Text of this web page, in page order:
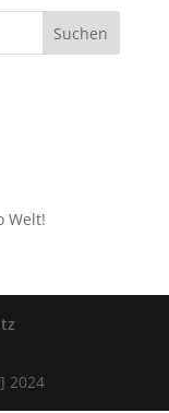
Welt!
2024